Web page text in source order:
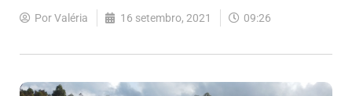
PorValéria 16 setembro, 2021 09:26